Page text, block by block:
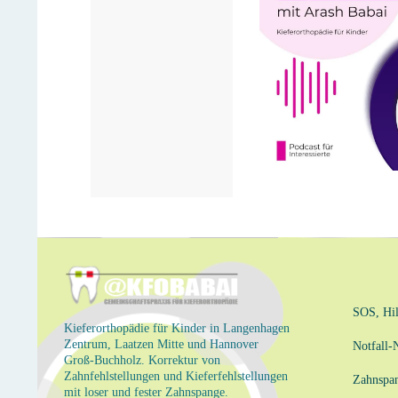
Kieferorthopädie für Kinder in Langenhagen
Zentrum, Laatzen Mitte und Hannover
Groß-Buchholz. Korrektur von
Zahnfehlstellungen und Kieferfehlstellungen
mit loser und fester Zahnspange.
SOS,
Notfall-